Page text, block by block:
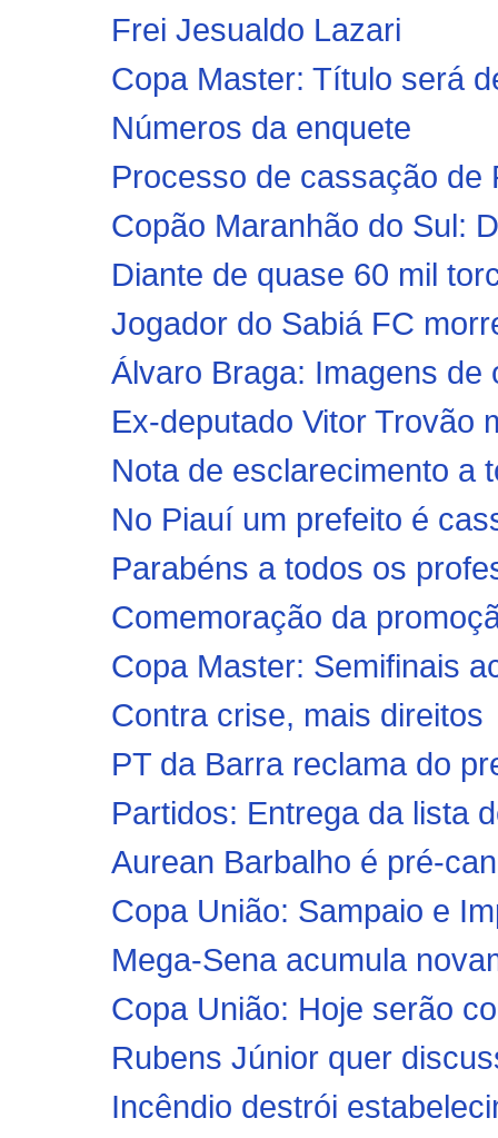
Frei Jesualdo Lazari
Copa Master: Título será
Números da enquete
Processo de cassação de
Copão Maranhão do Sul:
Diante de quase 60 mil
Jogador do Sabiá FC
Álvaro Braga: Imagens de
Ex-deputado Vitor Trovão
Nota de esclarecimento a
No Piauí um prefeito é
Parabéns a todos os
Comemoração da
Copa Master: Semifinais
Contra crise, mais direitos
PT da Barra reclama do
Partidos: Entrega da lista
Aurean Barbalho é pré-
Copa União: Sampaio e
Mega-Sena acumula
Copa União: Hoje serão
Rubens Júnior quer
Incêndio destrói